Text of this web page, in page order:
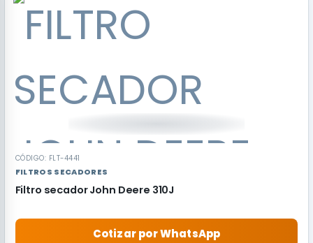
CÓDIGO: FLT-4441
FILTROS SECADORES
Filtro secador John Deere 310J
Cotizar por WhatsApp